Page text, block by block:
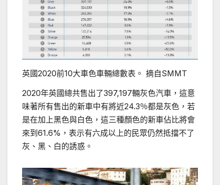
英國2020前10大車色車輛總數表。 摘自SMMT
2020年英國總共售出了397,197輛灰色汽車，這意
味著所有售出的新車中有將近24.3％都是灰色，若
是在加上黑色與白色，這三種顏色的新車佔比將會
來到61.6%，表示有六成以上的民眾仍然抵擋不了
灰、黑、白的誘惑。